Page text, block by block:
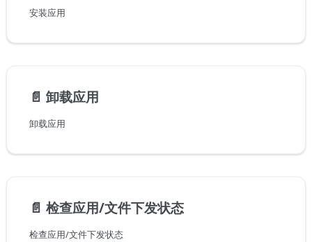
安装应用
📄️ 卸载应用
卸载应用
📄️ 检查应用/文件下发状态
检查应用/文件下发状态